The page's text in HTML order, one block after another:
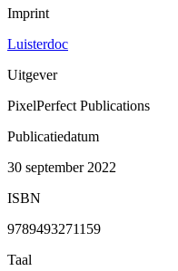
Imprint
Luisterdoc
Uitgever
PixelPerfect Publications
Publicatiedatum
30 september 2022
ISBN
9789493271159
Taal